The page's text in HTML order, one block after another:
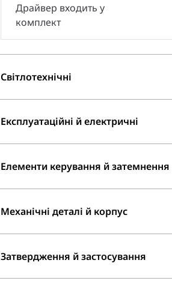
Драйвер входить у
комплект
Світлотехнічні
Експлуатаційні й електричні
Елементи керування й затемнення
Механічні деталі й корпус
Затвердження й застосування